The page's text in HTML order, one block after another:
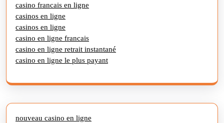
casino francais en ligne
casinos en ligne
casinos en ligne
casino en ligne francais
casino en ligne retrait instantané
casino en ligne le plus payant
nouveau casino en ligne